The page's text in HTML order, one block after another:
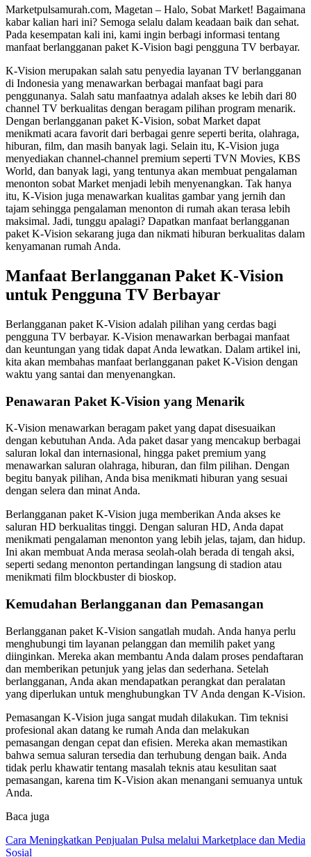
Marketpulsamurah.com, Magetan – Halo, Sobat Market! Bagaimana
kabar kalian hari ini? Semoga selalu dalam keadaan baik dan sehat.
Pada kesempatan kali ini, kami ingin berbagi informasi tentang
manfaat berlangganan paket K-Vision bagi pengguna TV berbayar.
K-Vision merupakan salah satu penyedia layanan TV berlangganan
di Indonesia yang menawarkan berbagai manfaat bagi para
penggunanya. Salah satu manfaatnya adalah akses ke lebih dari 80
channel TV berkualitas dengan beragam pilihan program menarik.
Dengan berlangganan paket K-Vision, sobat Market dapat
menikmati acara favorit dari berbagai genre seperti berita, olahraga,
hiburan, film, dan masih banyak lagi. Selain itu, K-Vision juga
menyediakan channel-channel premium seperti TVN Movies, KBS
World, dan banyak lagi, yang tentunya akan membuat pengalaman
menonton sobat Market menjadi lebih menyenangkan. Tak hanya
itu, K-Vision juga menawarkan kualitas gambar yang jernih dan
tajam sehingga pengalaman menonton di rumah akan terasa lebih
maksimal. Jadi, tunggu apalagi? Dapatkan manfaat berlangganan
paket K-Vision sekarang juga dan nikmati hiburan berkualitas dalam
kenyamanan rumah Anda.
Manfaat Berlangganan Paket K-Vision
untuk Pengguna TV Berbayar
Berlangganan paket K-Vision adalah pilihan yang cerdas bagi
pengguna TV berbayar. K-Vision menawarkan berbagai manfaat
dan keuntungan yang tidak dapat Anda lewatkan. Dalam artikel ini,
kita akan membahas manfaat berlangganan paket K-Vision dengan
waktu yang santai dan menyenangkan.
Penawaran Paket K-Vision yang Menarik
K-Vision menawarkan beragam paket yang dapat disesuaikan
dengan kebutuhan Anda. Ada paket dasar yang mencakup berbagai
saluran lokal dan internasional, hingga paket premium yang
menawarkan saluran olahraga, hiburan, dan film pilihan. Dengan
begitu banyak pilihan, Anda bisa menikmati hiburan yang sesuai
dengan selera dan minat Anda.
Berlangganan paket K-Vision juga memberikan Anda akses ke
saluran HD berkualitas tinggi. Dengan saluran HD, Anda dapat
menikmati pengalaman menonton yang lebih jelas, tajam, dan hidup.
Ini akan membuat Anda merasa seolah-olah berada di tengah aksi,
seperti sedang menonton pertandingan langsung di stadion atau
menikmati film blockbuster di bioskop.
Kemudahan Berlangganan dan Pemasangan
Berlangganan paket K-Vision sangatlah mudah. Anda hanya perlu
menghubungi tim layanan pelanggan dan memilih paket yang
diinginkan. Mereka akan membantu Anda dalam proses pendaftaran
dan memberikan petunjuk yang jelas dan sederhana. Setelah
berlangganan, Anda akan mendapatkan perangkat dan peralatan
yang diperlukan untuk menghubungkan TV Anda dengan K-Vision.
Pemasangan K-Vision juga sangat mudah dilakukan. Tim teknisi
profesional akan datang ke rumah Anda dan melakukan
pemasangan dengan cepat dan efisien. Mereka akan memastikan
bahwa semua saluran tersedia dan terhubung dengan baik. Anda
tidak perlu khawatir tentang masalah teknis atau kesulitan saat
pemasangan, karena tim K-Vision akan menangani semuanya untuk
Anda.
Baca juga
Cara Meningkatkan Penjualan Pulsa melalui Marketplace dan Media
Sosial